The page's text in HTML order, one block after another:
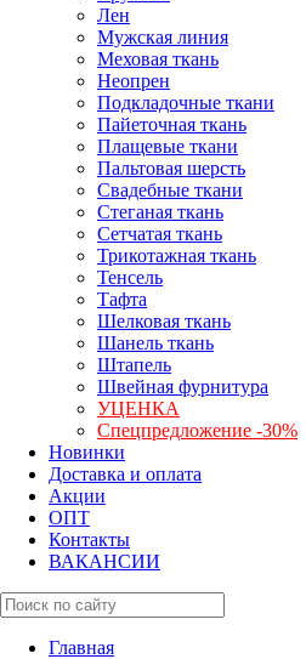
Лен
Мужская линия
Меховая ткань
Неопрен
Подкладочные ткани
Пайеточная ткань
Плащевые ткани
Пальтовая шерсть
Свадебные ткани
Стеганая ткань
Сетчатая ткань
Трикотажная ткань
Тенсель
Тафта
Шелковая ткань
Шанель ткань
Штапель
Швейная фурнитура
УЦЕНКА
Спецпредложение -30%
Новинки
Доставка и оплата
Акции
ОПТ
Контакты
ВАКАНСИИ
Главная